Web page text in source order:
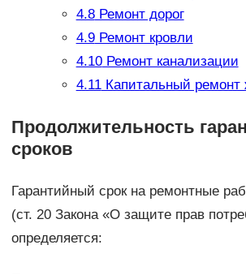
4.8Ремонт дорог
4.9Ремонт кровли
4.10Ремонт канализации
4.11Капитальный ремонт
Продолжительность
сроков
Гарантийный срок на ремонтные
(ст. 20 Закона «О защите прав
определяется: